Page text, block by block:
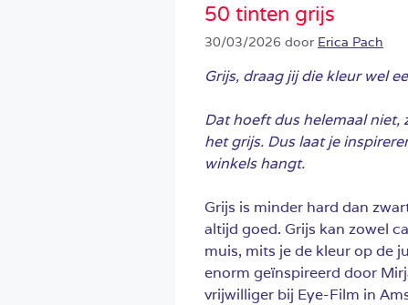
50 tinten grijs
30/03/2026 door Erica Pach
Grijs, draag jij die kleur wel
Dat hoeft dus helemaal niet,
het grijs. Dus laat je
winkels hangt.
Grijs is minder hard dan
altijd goed. Grijs kan zowel
muis, mits je de kleur op de
enorm geïnspireerd door
vrijwilliger bij Eye-Film in